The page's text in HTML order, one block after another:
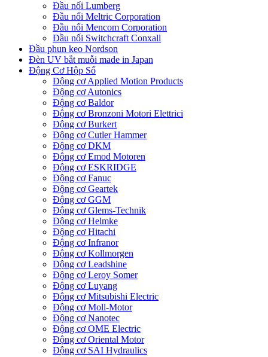
Đầu nối Lumberg
Đầu nối Meltric Corporation
Đầu nối Mencom Corporation
Đầu nối Switchcraft Conxall
Đầu phun keo Nordson
Đèn UV bắt muỗi made in Japan
Động Cơ Hộp Số
Động cơ Applied Motion Products
Động cơ Autonics
Động cơ Baldor
Động cơ Bronzoni Motori Elettrici
Động cơ Burkert
Động cơ Cutler Hammer
Động cơ DKM
Động cơ Emod Motoren
Động cơ ESKRIDGE
Động cơ Fanuc
Động cơ Geartek
Động cơ GGM
Động cơ Glems-Technik
Động cơ Helmke
Động cơ Hitachi
Động cơ Infranor
Động cơ Kollmorgen
Động cơ Leadshine
Động cơ Leroy Somer
Động cơ Luyang
Động cơ Mitsubishi Electric
Động cơ Moll-Motor
Động cơ Nanotec
Động cơ OME Electric
Động cơ Oriental Motor
Động cơ SAI Hydraulics